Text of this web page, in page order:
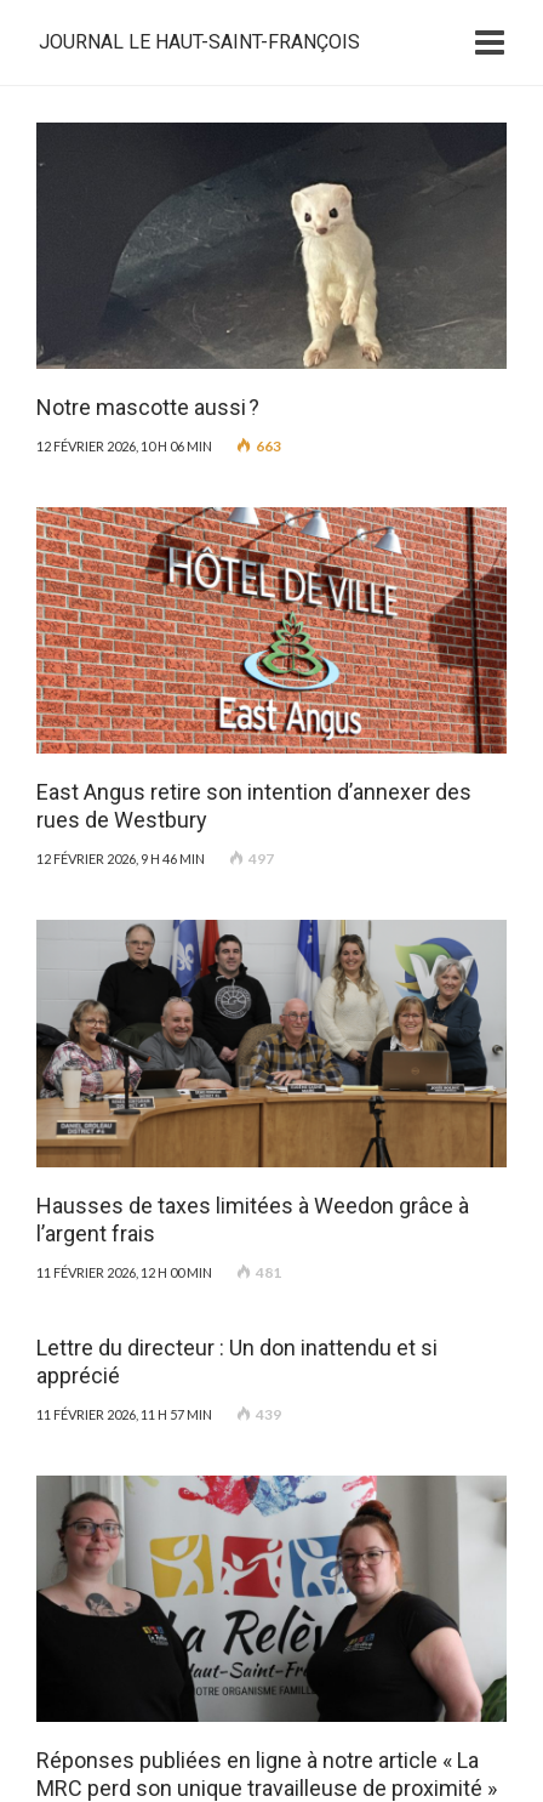
JOURNAL LE HAUT-SAINT-FRANÇOIS
Notre mascotte aussi ?
12 FÉVRIER 2026, 10 H 06 MIN 663
East Angus retire son intention d’annexer des
rues de Westbury
12 FÉVRIER 2026, 9 H 46 MIN 497
Hausses de taxes limitées à Weedon grâce à
l’argent frais
11 FÉVRIER 2026, 12 H 00 MIN 481
Lettre du directeur : Un don inattendu et si
apprécié
11 FÉVRIER 2026, 11 H 57 MIN 439
Réponses publiées en ligne à notre article « La
MRC perd son unique travailleuse de proximité »